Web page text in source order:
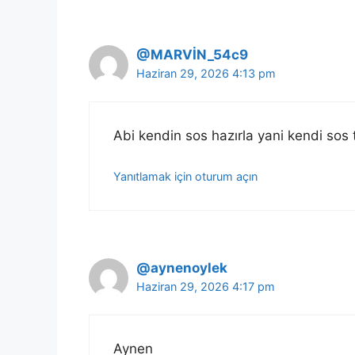
@MARVİN_54c9
Haziran 29, 2026 4:13 pm
Abi kendin sos hazırla yani kendi sos
Yanıtlamak için oturum açın
@aynenoylek
Haziran 29, 2026 4:17 pm
Aynen